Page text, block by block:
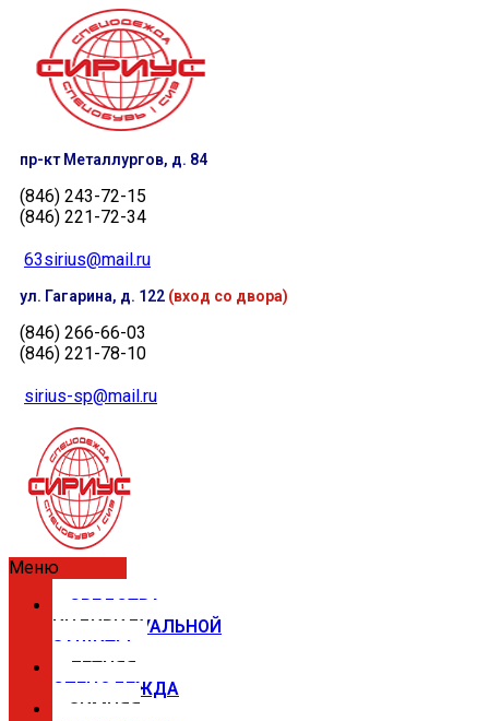
пр-кт Металлургов, д. 84
(846) 243-72-15
(846) 221-72-34
63sirius@mail.ru
ул. Гагарина, д. 122 (вход со двора)
(846) 266-66-03
(846) 221-78-10
sirius-sp@mail.ru
Меню
СРЕДСТВА
ИНДИВИДУАЛЬНОЙ
ЗАЩИТЫ
ЛЕТНЯЯ
СПЕЦОДЕЖДА
ЗИМНЯЯ